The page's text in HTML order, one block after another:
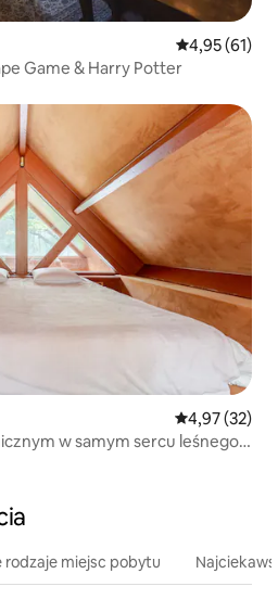
Średnia
4,95 (61)
Game & Harry Potter
Średnia
4,97 (32)
w samym sercu leśnego
rodzaje miejsc pobytu